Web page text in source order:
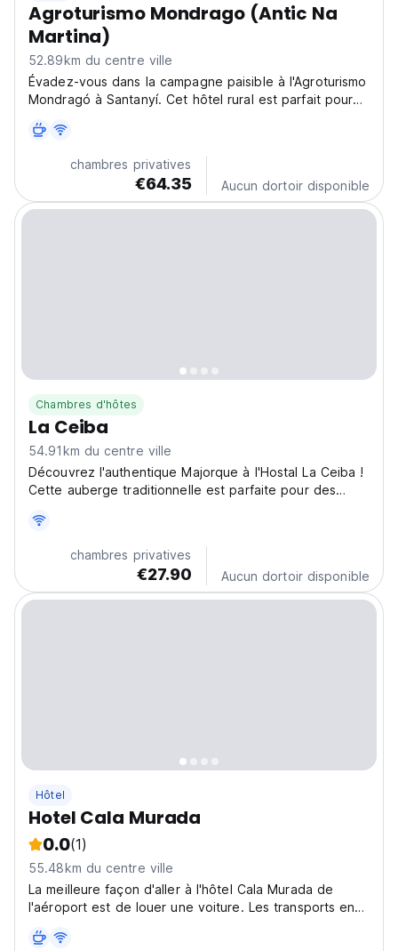
Agroturismo Mondrago (Antic Na
Martina)
52.89km du centre ville
Évadez-vous dans la campagne paisible à l'Agroturismo
Mondragó à Santanyí. Cet hôtel rural est parfait pour
Portopetro-Mondragó. (Auto-translated from original
chambres privatives
€64.35 Aucun dortoir disponible
Chambres d'hôtes
La Ceiba
54.91km du centre ville
Découvrez l'authentique Majorque à l'Hostal La Ceiba !
Cette auberge traditionnelle est parfaite pour des
confortables et un enregistrement autonome facile.
(Auto-translated from original language)
chambres privatives
€27.90 Aucun dortoir disponible
Hôtel
Hotel Cala Murada
0.0(1)
55.48km du centre ville
La meilleure façon d'aller à l'hôtel Cala Murada de
l'aéroport est de louer une voiture. Les transports en
nous l'espérions.